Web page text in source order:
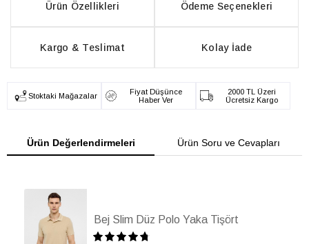
Ürün Özellikleri Ödeme Seçenekleri
Kargo & Teslimat Kolay İade
Stoktaki Mağazalar
Fiyat Düşünce
Haber Ver
2000 TL Üzeri
Ücretsiz Kargo
Ürün Değerlendirmeleri Ürün Soru ve Cevapları
Bej Slim Düz Polo Yaka Tişört